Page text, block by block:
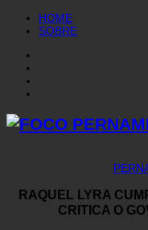
HOME
SOBRE
RAQUEL LYRA
CRITICA O